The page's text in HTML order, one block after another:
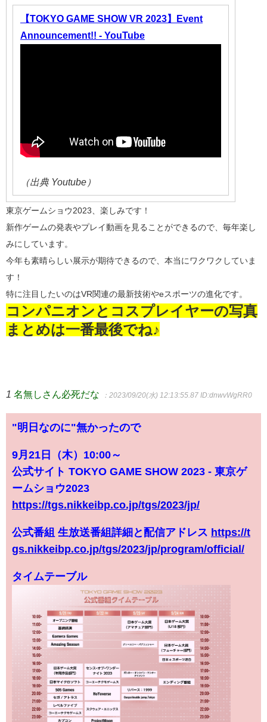
【TOKYO GAME SHOW VR 2023】Event
Announcement!! - YouTube
（出典 Youtube）
東京ゲームショウ2023、楽しみです！
新作ゲームの発表やプレイ動画を見ることができるので、毎年楽し
みにしています。
今年も素晴らしい展示が期待できるので、本当にワクワクしていま
す！
特に注目したいのはVR関連の最新技術やeスポーツの進化です。
コンパニオンとコスプレイヤーの写真
まとめは一番最後でね♪
1 名無しさん必死だな ：2023/09/20(水) 12:13:55.87 ID:dnwvWgRR0
"明日なのに"無かったので
9月21日（木）10:00～
公式サイト TOKYO GAME SHOW 2023 - 東京ゲ
ームショウ2023
https://tgs.nikkeibp.co.jp/tgs/2023/jp/
公式番組 生放送番組詳細と配信アドレス https://t
gs.nikkeibp.co.jp/tgs/2023/jp/program/official/
タイムテーブル